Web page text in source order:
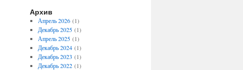
Архив
Апрель 2026(1)
Декабрь 2025(1)
Апрель 2025(1)
Декабрь 2024(1)
Декабрь 2023 (1)
Декабрь 2022(1)